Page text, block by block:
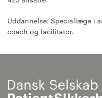
Uddannelse: Speciallæge i
coach og facilitator.